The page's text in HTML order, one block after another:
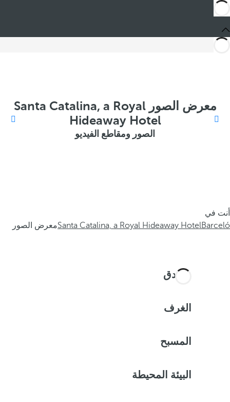
معرض الصور Santa Catalina, a Royal
Hideaway Hotel
الصور ومقاطع الفيديو
أنت في
Barceló
Santa Catalina, a Royal Hideaway Hotelمعرض الصور
الفندق
الغرف
المسبح
البيئة المحيطة